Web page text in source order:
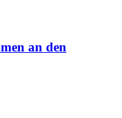
an den